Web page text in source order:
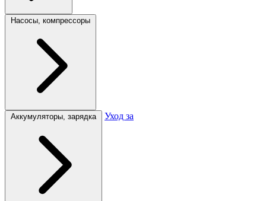
Насосы, компрессоры
Аккумуляторы, зарядка Уход за